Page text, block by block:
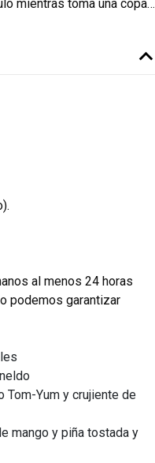
mientras toma una copa…
al menos 24 horas
podemos garantizar
Yum y crujiente de
mango y piña tostada y